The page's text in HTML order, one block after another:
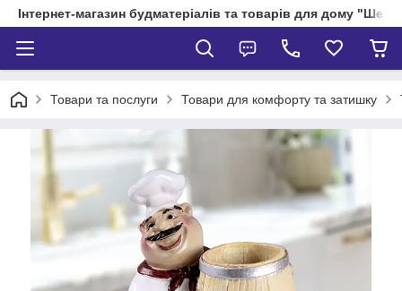
Інтернет-магазин будматеріалів та товарів для дому
Товари та послуги Товари для комфорту та затишку